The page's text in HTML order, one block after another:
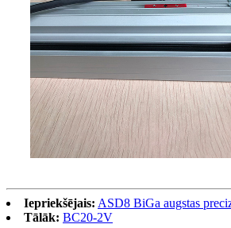
Iepriekšējais: ASD8 BiGa augstas
Tālāk: BC20-2V